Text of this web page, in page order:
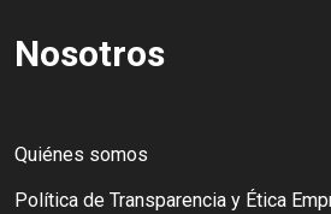
Nosotros
Quiénes somos
Política de Transparencia y Ética